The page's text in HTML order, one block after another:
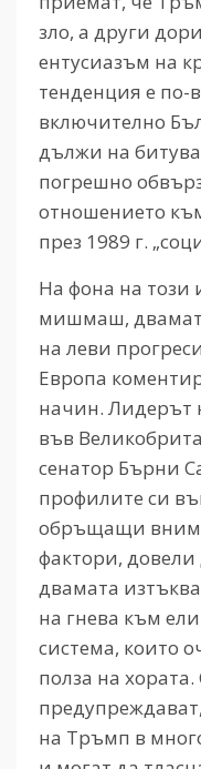
зло, а други
ентусиазъм на
тенденция е по-
включително
дължи на
погрешно
отношението
през 1989 г.
На фона на този
мишмаш,
на леви
Европа
начин. Лидерът
във
сенатор Бърни
профилите си
обръщащи
фактори,
двамата
на гнева към
система, които
полза на
на Тръмп в